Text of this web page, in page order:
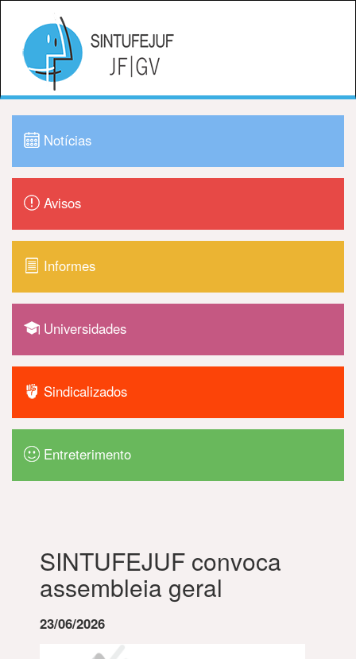
Notícias
Avisos
Informes
Universidades
Sindicalizados
Entreterimento
SINTUFEJUF convoca
assembleia geral
23/06/2026